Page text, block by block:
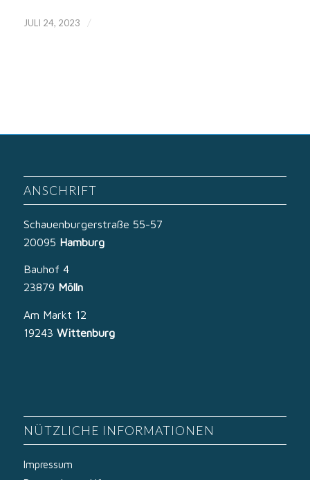
JULI 24, 2023 /
ANSCHRIFT
Schauenburgerstraße 55-57
20095 Hamburg
Bauhof 4
23879 Mölln
Am Markt 12
19243 Wittenburg
NÜTZLICHE INFORMATIONEN
Impressum